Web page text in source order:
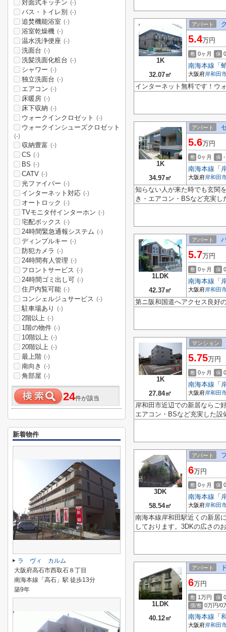
1K
32.07㎡
アパート
5.4万円
敷 0ヶ月 保
南海本線 「
大阪府岸和田
インターネット無料です！ウ
1K
34.97㎡
アパート
5.6万円
敷 0ヶ月 保 -
南海本線 「
大阪府岸和田
知らない人が来た時でも玄関
き・エアコン・BSなど充実
1LDK
42.37㎡
アパート
5.7万円
敷 0ヶ月 保
南海本線 「
大阪府岸和田
第ニ阪和国道へアクセス良好
1K
27.84㎡
マンション
5.75万円
敷 0ヶ月 保
南海本線 「
大阪府岸和田
岸和田市近辺での新居ならご
エアコン・BSなど充実した
3DK
58.54㎡
アパート
6万円
敷 0ヶ月 保
南海本線 「
大阪府岸和田
南海本線岸和田駅近くの新居
しております。3DKの広さの
1LDK
40.12㎡
アパート
6万円
敷 1万円 保
償/敷 0万円/0
南海本線 「
大阪府岸和田
対面式キッチン (-)
バス・トイレ別 (-)
追焚機能浴室 (-)
浴室乾燥機 (-)
温水洗浄便座 (-)
洗面台 (-)
洗髪洗面化粧台 (-)
シャワー (-)
独立洗面台 (-)
エアコン (-)
床暖房 (-)
床下収納 (-)
ウォークインクロゼット (-)
ウォークインシューズクロゼット
(-)
収納豊富 (-)
CS (-)
BS (-)
CATV (-)
光ファイバー (-)
インターネット対応 (-)
オートロック (-)
TVモニタ付インターホン (-)
宅配ボックス (-)
24時間緊急通報システム (-)
ディンプルキー (-)
防犯カメラ (-)
24時間有人管理 (-)
フロントサービス (-)
24時間ゴミ出し可 (-)
住戸内覧可能 (-)
コンシェルジュサービス (-)
駐車場あり (-)
2階以上 (-)
1階の物件 (-)
10階以上 (-)
20階以上 (-)
最上階 (-)
南向き (-)
角部屋 (-)
24件が該当
新着物件
ラ ヴィ カルム
大阪府高石市西取石８丁目
南海本線「高石」駅 徒歩13分
築9年